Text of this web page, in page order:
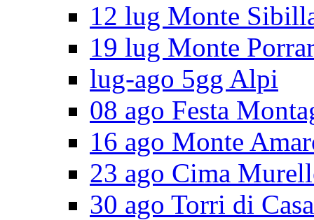
12 lug Monte
19 lug Monte
lug-ago 5gg Alpi
08 ago Festa
16 ago Monte
23 ago Cima
30 ago Torri di